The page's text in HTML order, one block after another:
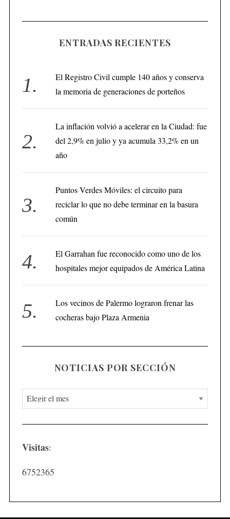
ENTRADAS RECIENTES
El Registro Civil cumple 140 años y conserva
la memoria de generaciones de porteños
La inflación volvió a acelerar en la Ciudad: fue
del 2,9% en julio y ya acumula 33,2% en un
año
Puntos Verdes Móviles: el circuito para
reciclar lo que no debe terminar en la basura
común
El Garrahan fue reconocido como uno de los
hospitales mejor equipados de América Latina
Los vecinos de Palermo lograron frenar las
cocheras bajo Plaza Armenia
NOTICIAS POR SECCIÓN
N
o
t
c
i
Visitas:
6752365